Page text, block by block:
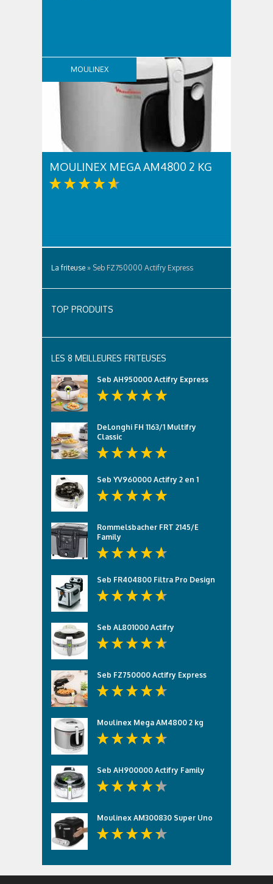
MOULINEX
MOULINEX MEGA AM4800 2 KG
La friteuse » Seb FZ750000 Actifry Express
TOP PRODUITS
LES 8 MEILLEURES FRITEUSES
Seb AH950000 Actifry Express
DeLonghi FH 1163/1 Multifry
Classic
Seb YV960000 Actifry 2 en 1
Rommelsbacher FRT 2145/E
Family
Seb FR404800 Filtra Pro Design
Seb AL801000 Actifry
Seb FZ750000 Actifry Express
Moulinex Mega AM4800 2 kg
Seb AH900000 Actifry Family
Moulinex AM300830 Super Uno